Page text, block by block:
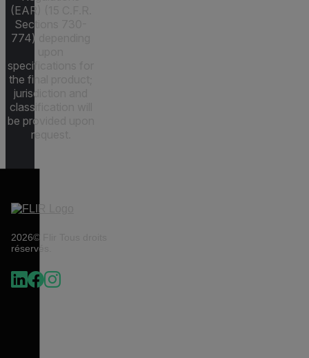
(EAR) (15 C.F.R.
Sections 730-
774) depending
specifications for
the final product;
jurisdiction and
classification will
be provided upon
request.
2026© Flir Tous droits
réservés.